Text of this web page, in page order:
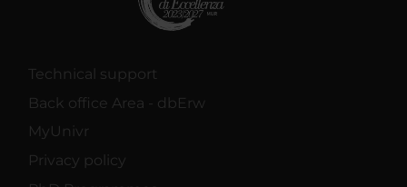
Technical support
Back office Area - dbErw
MyUnivr
Privacy policy